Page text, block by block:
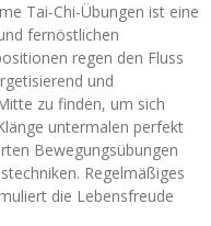
Tai-Chi-Übungen ist eine
fernöstlichen
regen den Fluss
und
zu finden, um sich
untermalen perfekt
Bewegungsübungen
Regelmäßiges
die Lebensfreude